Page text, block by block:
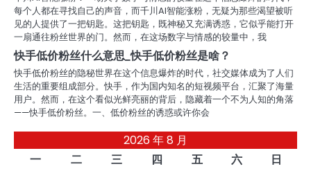
每个人都在寻找自己的声音，而千川AI智能涨粉，无疑为那些渴望被听
见的人提供了一把钥匙。这把钥匙，既神秘又充满诱惑，它似乎能打开
一扇通往粉丝世界的门。然而，在这场数字与情感的较量中，我
快手低价粉丝什么意思_快手低价粉丝是啥？
快手低价粉丝的隐秘世界在这个信息爆炸的时代，社交媒体成为了人们
生活的重要组成部分。快手，作为国内知名的短视频平台，汇聚了海量
用户。然而，在这个看似光鲜亮丽的背后，隐藏着一个不为人知的角落
——快手低价粉丝。一、低价粉丝的诱惑或许你会
2026 年 8 月
一
二 三 四 五 六
日